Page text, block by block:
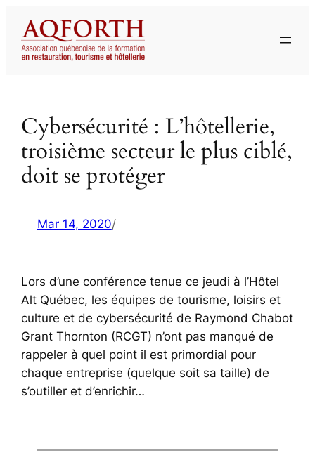
contenu
Cybersécurité : L’hôtellerie,
troisième secteur le plus ciblé,
doit se protéger
Mar 14, 2020/
Lors d’une conférence tenue ce jeudi à l’Hôtel
Alt Québec, les équipes de tourisme, loisirs et
culture et de cybersécurité de Raymond Chabot
Grant Thornton (RCGT) n’ont pas manqué de
rappeler à quel point il est primordial pour
chaque entreprise (quelque soit sa taille) de
s’outiller et d’enrichir…